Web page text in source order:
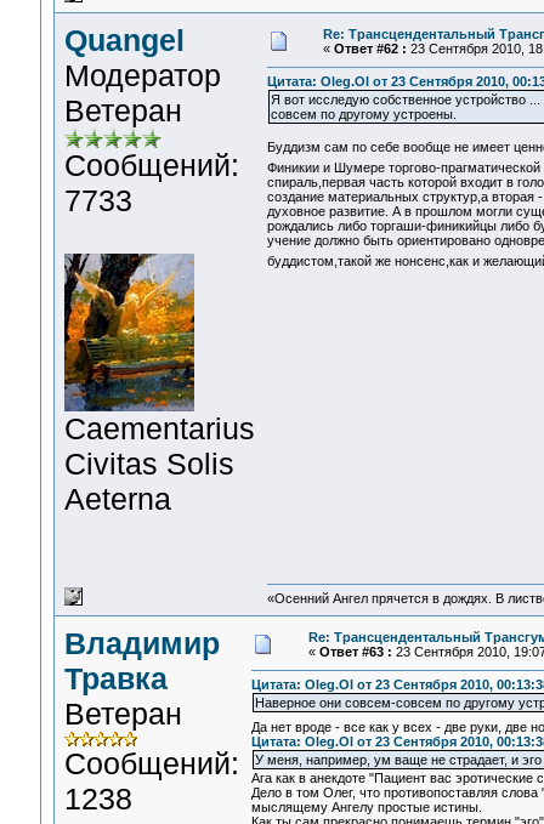
Quangel
Модератор
Ветеран
Сообщений:
7733
Сaementarius
Civitas Solis
Aeterna
Re: Трансцендентальный
« Ответ #62 : 23 Сентября 2010,
Цитата: Oleg.Ol от 23 Сентября 2010,
Я вот исследую собственное устройство
совсем по другому устроены.
Буддизм сам по себе вообще не имеет
Финикии и Шумере торгово-
спираль,первая часть которой входит в
создание материальных структур,а
духовное развитие. А в прошлом могли
рождались либо торгаши-финикийцы либо
учение должно быть ориентировано
буддистом,такой же нонсенс,как и
«Осенний Ангел прячется в дождях. В
Владимир
Травка
Ветеран
Сообщений:
1238
Re: Трансцендентальный
« Ответ #63 : 23 Сентября 2010,
Цитата: Oleg.Ol от 23 Сентября 2010,
Наверное они совсем-совсем по другому
Да нет вроде - все как у всех - две руки, две
Цитата: Oleg.Ol от 23 Сентября 2010,
У меня, например, ум ваще не страдает, и эго
Ага как в анекдоте "Пациент вас
Дело в том Олег, что противопоставляя
мыслящему Ангелу простые истины.